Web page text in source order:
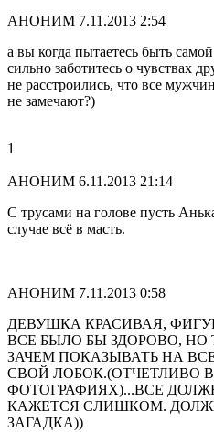
АНОНИМ 7.11.2013 2:54
а вы когда пытаетесь быть
сильно заботитесь о чувствах
не расстроились, что все
не замечают?)
1
АНОНИМ 6.11.2013 21:14
С трусами на голове пусть
случае всё в масть.
АНОНИМ 7.11.2013 0:58
ДЕВУШКА КРАСИВАЯ,
ВСЕ БЫЛО БЫ ЗДОРОВО, НО
ЗАЧЕМ ПОКАЗЫВАТЬ НА
СВОЙ ЛОБОК.(ОТЧЕТЛИВО
ФОТОГРАФИЯХ)...ВСЕ
КАЖЕТСЯ СЛИШКОМ.
ЗАГАДКА))